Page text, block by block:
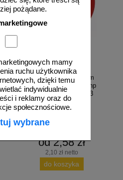
pożądane.
mamy
ruchu użytkownika
dzięki temu
indywidualnie
i reklamy oraz do
społecznościowe.
wybrane
-
GAP043
Zakaz wstępu osobom
nietrzeźwym - znak bhp
zakazujący - GAP043
od 2,58 zł
2,10 zł netto
do koszyka